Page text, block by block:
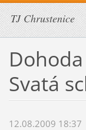
TJ Chrustenice
Svatá
12.08.2009 18:37